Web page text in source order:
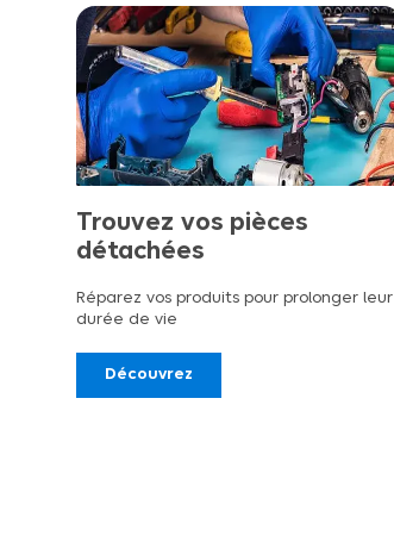
Trouvez vos pièces
détachées
Réparez vos produits pour prolonger leur
durée de vie
Découvrez